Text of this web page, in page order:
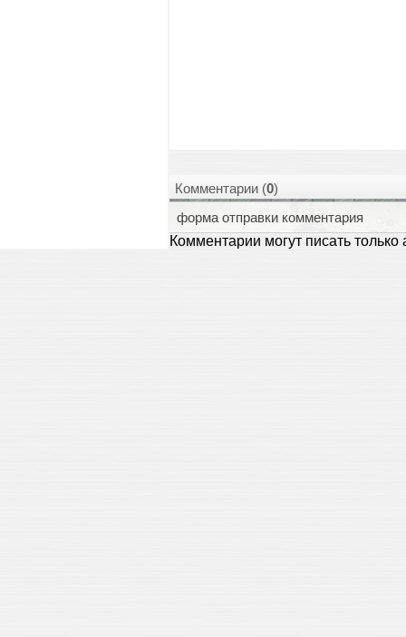
Комментарии (0)
форма отправки комментария
Комментарии могут писать